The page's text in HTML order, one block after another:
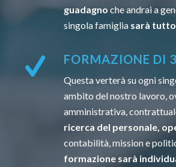
guadagno che andrai a
singola famiglia sarà
FORMAZIONE DI
Questa verterà su ogni
ambito del nostro lavoro,
amministrativa,
ricerca del personale,
contabilità, mission e
formazione sarà